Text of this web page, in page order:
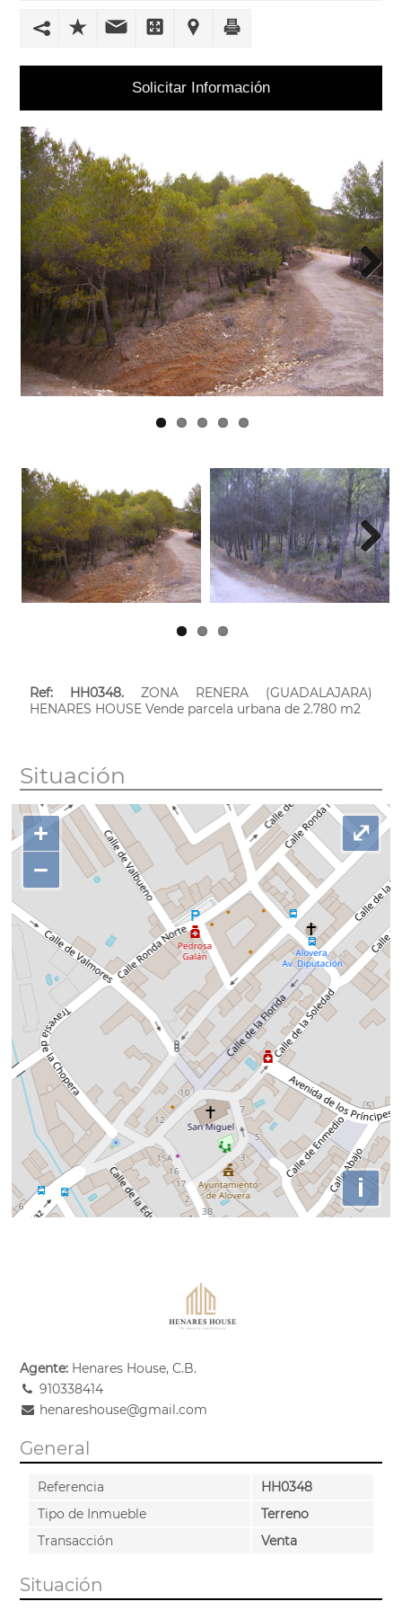
FINANCIACIÓN
REFORMAS
SEGUROS
VALORACIONES
PUBLICA
TU
VIVIENDA
CONTACTO
Solicitar Información
Next
Next
Ref: HH0348. ZONA RENERA (GUADALAJARA)
HENARES HOUSE Vende parcela urbana de 2.780 m2
Situación
+
−
i
⤢
Agente:Henares House, C.B.
910338414
henareshouse@gmail.com
General
Referencia
HH0348
Tipo de Inmueble
Terreno
Transacción
Venta
Situación